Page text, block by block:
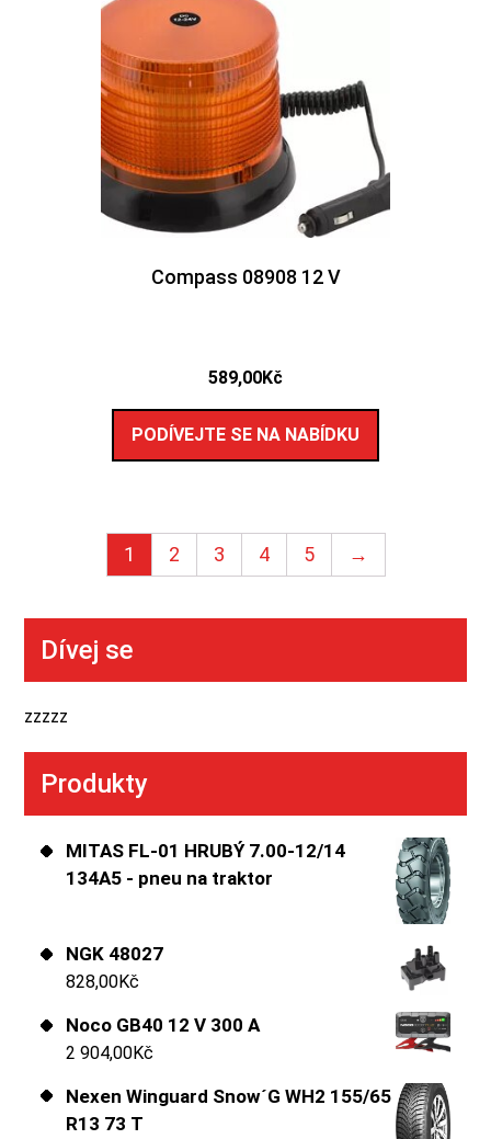
Compass 08908 12 V
589,00Kč
PODÍVEJTE SE NA NABÍDKU
1 2 3 4 5 →
Dívej se
zzzzz
Produkty
MITAS FL-01 HRUBÝ 7.00-12/14
134A5 - pneu na traktor
NGK 48027
828,00Kč
Noco GB40 12 V 300 A
2 904,00Kč
Nexen Winguard Snow´G WH2 155/65
R13 73 T